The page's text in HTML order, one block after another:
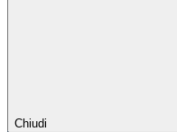
Chiudi